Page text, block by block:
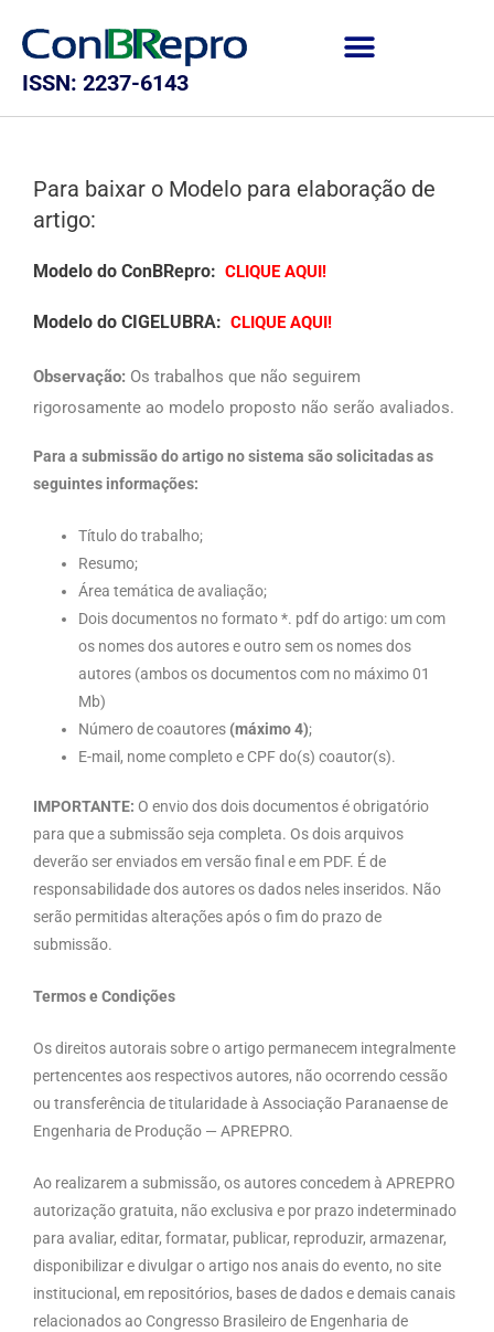
ISSN: 2237-6143
Para baixar o Modelo para elaboração de
artigo:
Modelo do ConBRepro: CLIQUE AQUI!
Modelo do CIGELUBRA: CLIQUE AQUI!
Observação: Os trabalhos que não seguirem
rigorosamente ao modelo proposto não serão avaliados.
Para a submissão do artigo no sistema são solicitadas as
seguintes informações:
Título do trabalho;
Resumo;
Área temática de avaliação;
Dois documentos no formato *. pdf do artigo: um com
os nomes dos autores e outro sem os nomes dos
autores (ambos os documentos com no máximo 01
Mb)
Número de coautores (máximo 4);
E-mail, nome completo e CPF do(s) coautor(s).
IMPORTANTE: O envio dos dois documentos é obrigatório
para que a submissão seja completa. Os dois arquivos
deverão ser enviados em versão final e em PDF. É de
responsabilidade dos autores os dados neles inseridos. Não
serão permitidas alterações após o fim do prazo de
submissão.
Termos e Condições
Os direitos autorais sobre o artigo permanecem integralmente
pertencentes aos respectivos autores, não ocorrendo cessão
ou transferência de titularidade à Associação Paranaense de
Engenharia de Produção — APREPRO.
Ao realizarem a submissão, os autores concedem à APREPRO
autorização gratuita, não exclusiva e por prazo indeterminado
para avaliar, editar, formatar, publicar, reproduzir, armazenar,
disponibilizar e divulgar o artigo nos anais do evento, no site
institucional, em repositórios, bases de dados e demais canais
relacionados ao Congresso Brasileiro de Engenharia de